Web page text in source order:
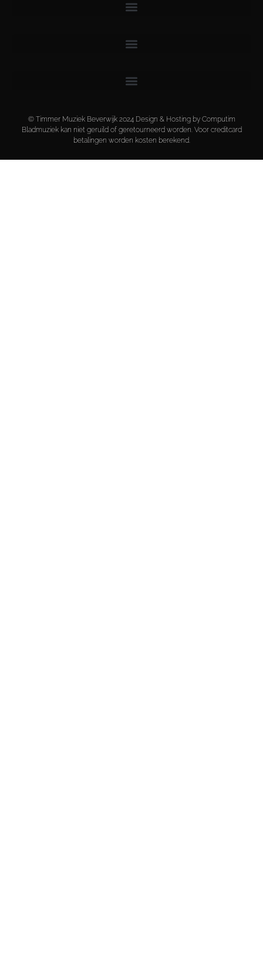
© Timmer Muziek Beverwijk 2024 Design & Hosting by Computim
Bladmuziek kan niet geruild of geretourneerd worden. Voor creditcard
betalingen worden kosten berekend.